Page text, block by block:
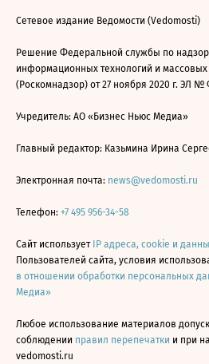
Сетевое издание Ведомости (Vedomosti)
Решение Федеральной службы по
информационных технологий и
(Роскомнадзор) от 27 ноября 2020 г. ЭЛ №
Учредитель: АО «Бизнес Ньюс Медиа»
Главный редактор: Казьмина Ирина
Электронная почта: news@vedomosti.ru
Телефон: +7 495 956-34-58
Сайт использует IP адреса, cookie и
Пользователей сайта, условия
в отношении обработки персональных
Медиа»
Любое использование материалов
соблюдении правил перепечатки и при
vedomosti.ru